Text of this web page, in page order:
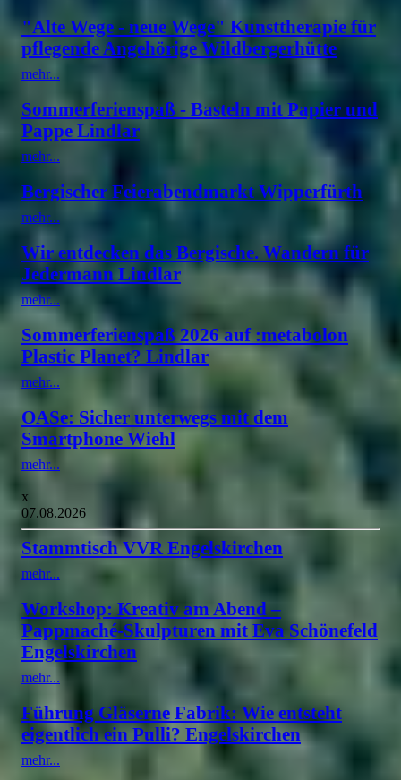
"Alte Wege - neue Wege" Kunsttherapie für
pflegende Angehörige Wildbergerhütte
mehr...
Sommerferienspaß - Basteln mit Papier und
Pappe Lindlar
mehr...
Bergischer Feierabendmarkt Wipperfürth
mehr...
Wir entdecken das Bergische. Wandern für
Jedermann Lindlar
mehr...
Sommerferienspaß 2026 auf :metabolon
Plastic Planet? Lindlar
mehr...
OASe: Sicher unterwegs mit dem
Smartphone Wiehl
mehr...
x
07.08.2026
Stammtisch VVR Engelskirchen
mehr...
Workshop: Kreativ am Abend –
Pappmaché-Skulpturen mit Eva Schönefeld
Engelskirchen
mehr...
Führung Gläserne Fabrik: Wie entsteht
eigentlich ein Pulli? Engelskirchen
mehr...